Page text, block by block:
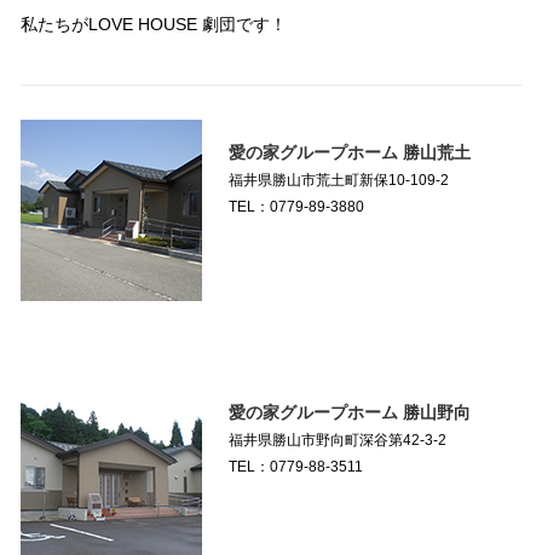
私たちがLOVE HOUSE 劇団です！
愛の家グループホーム 勝山荒土
福井県勝山市荒土町新保10-109-2
TEL：0779-89-3880
愛の家グループホーム 勝山野向
福井県勝山市野向町深谷第42-3-2
TEL：0779-88-3511